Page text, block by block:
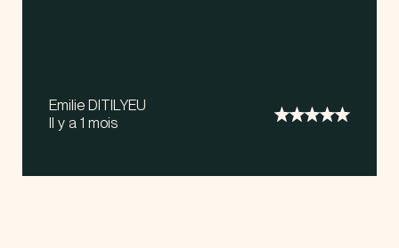
Emilie DITILYEU
Il y a 1 mois